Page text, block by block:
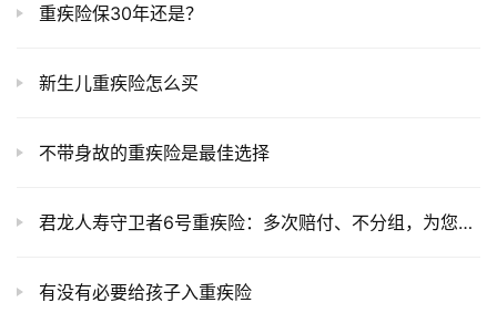
重疾险保30年还是？
新生儿重疾险怎么买
不带身故的重疾险是最佳选择
君龙人寿守卫者6号重疾险：多次赔付、不分组，为您提供全面保障
有没有必要给孩子入重疾险